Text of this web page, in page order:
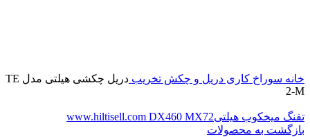
خانه سوراخ کاری دریل و چکش تخریب
دریل چکشی هیلتی مدل TE
2-M
تفنگ میخکوب هیلتیwww.hiltisell.com DX460 MX72
بازگشت به محصولات